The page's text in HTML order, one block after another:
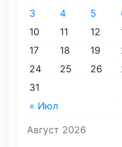
Август 2026
« Июл
3
4 5
10
11 12
17
18 19
24
25 26
31